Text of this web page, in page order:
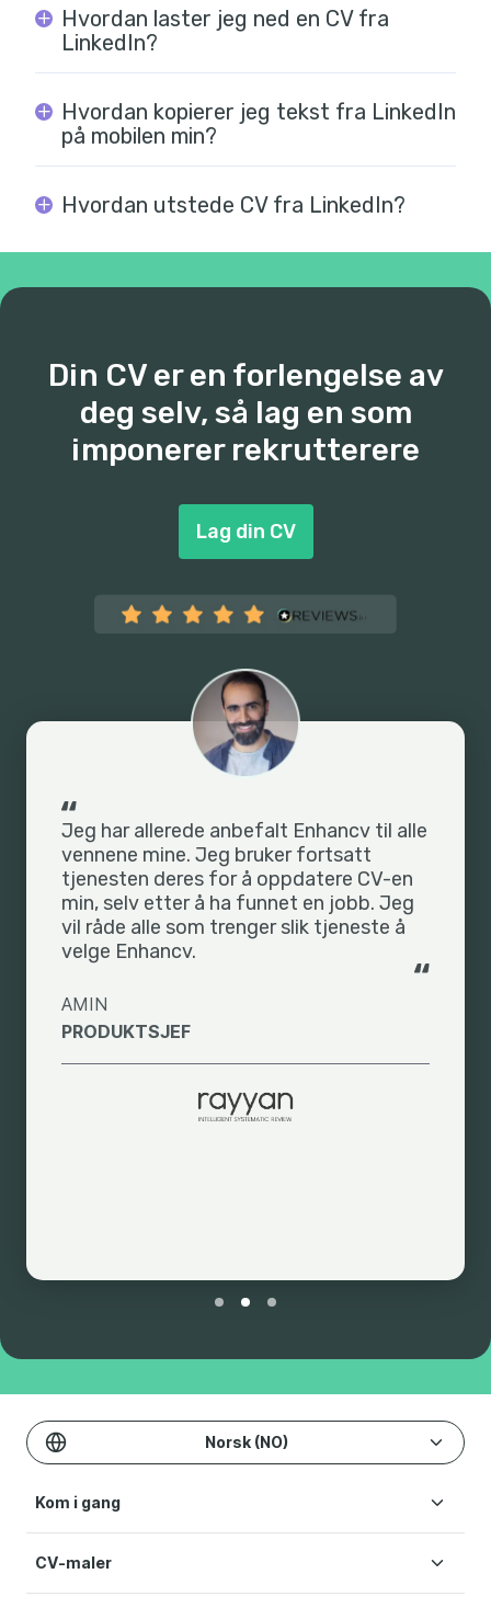
Hvordan laster jeg ned en CV fra
LinkedIn?
Hvordan kopierer jeg tekst fra LinkedIn
på mobilen min?
Hvordan utstede CV fra LinkedIn?
Jeg har allerede anbefalt Enhancv til alle
vennene mine. Jeg bruker fortsatt
tjenesten deres for å oppdatere CV-en
min, selv etter å ha funnet en jobb. Jeg
vil råde alle som trenger slik tjeneste å
velge Enhancv.
AMIN
PRODUKTSJEF
Din CV er en forlengelse av
deg selv, så lag en som
imponerer rekrutterere
Lag din CV
Norsk (NO)
Kom i gang
Lag CV
Priser
CV-maler